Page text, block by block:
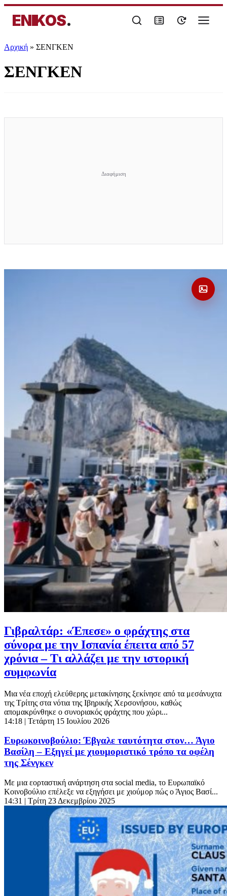
ENIKOS.
Αρχική » ΣΕΝΓΚΕΝ
ΣΕΝΓΚΕΝ
Γιβραλτάρ: «Έπεσε» ο φράχτης στα
σύνορα με την Ισπανία έπειτα από 57
χρόνια – Τι αλλάζει με την ιστορική
συμφωνία
Μια νέα εποχή ελεύθερης μετακίνησης ξεκίνησε από τα μεσάνυχτα
της Τρίτης στα νότια της Ιβηρικής Χερσονήσου, καθώς
απομακρύνθηκε ο συνοριακός φράχτης που χώρι...
14:18 | Τετάρτη 15 Ιουλίου 2026
Ευρωκοινοβούλιο: Έβγαλε ταυτότητα στον… Άγιο
Βασίλη – Εξηγεί με χιουμοριστικό τρόπο τα οφέλη
της Σένγκεν
Με μια εορταστική ανάρτηση στα social media, το Ευρωπαϊκό
Κοινοβούλιο επέλεξε να εξηγήσει με χιούμορ πώς ο Άγιος Βασί...
14:31 | Τρίτη 23 Δεκεμβρίου 2025